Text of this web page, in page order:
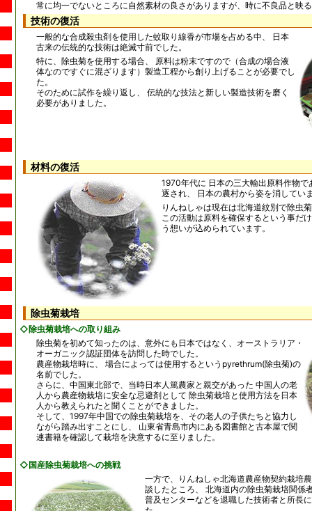
常に均一でないところに自然素材の良さがありますが、時に不良品と映
技術の復活
一般的な合成殺虫剤を使用した蚊取り線香が市場を占める中、 日本
古来の伝統的な技術は絶滅寸前でした。
特に、除虫菊を使用する場合、 原料は粉末ですので（合成の場合液
体なのですぐに混ざります）製造工程から創り上げることが必要でし
た。
そのために試作を繰り返し、 伝統的な技法と新しい製造技術を磨く
必要がありました。
材料の復活
1970年代に 日本の三大輸出原料作物
逐され、 日本の農村から姿を消してい
りんねしゃは現在は北海道紋別で除虫
この活動は原料を確保するという事だ
う想いが込められています。
除虫菊栽培
◇除虫菊栽培への取り組み
除虫菊を初めて知ったのは、意外にも日本ではなく、オーストラリア・
オーガニック認証団体を訪問した時でした。
農産物栽培時に、 場合によっては使用するというpyrethrum(除虫菊)の
名前でした。
さらに、中国東北部で、当時日本人篤農家と親交があった 中国人の老
人から農産物栽培に安全な忌避剤として 除虫菊栽培と使用方法を日本
人から教えられたと聞くことができました。
そして、1997年中国での除虫菊栽培を、その老人の子供たちと協力し
ながら踏み出すことにし、 山東省青島市内にある図書館と古本屋で関
連書籍を確認して栽培を決意するに至りました。
◇国産除虫菊栽培への挑戦
一方で、りんねしゃ北海道農産物契約栽培
談したところ、 北海道内の除虫菊栽培関係
普及センターなどを退職した技術者と所長